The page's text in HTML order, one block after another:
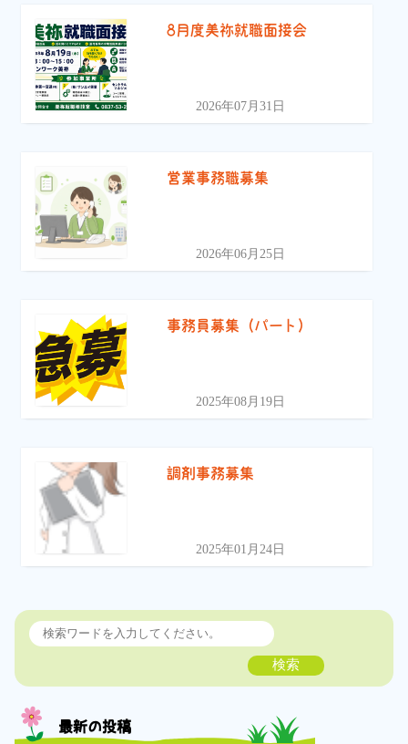
8月度美祢就職面接会
2026年07月31日
営業事務職募集
2026年06月25日
事務員募集（パート）
2025年08月19日
調剤事務募集
2025年01月24日
検索
最新の投稿